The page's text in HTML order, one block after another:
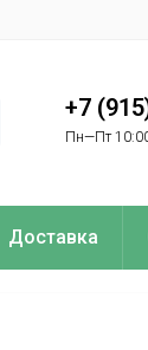
+7
Пн—Пт
Доставка